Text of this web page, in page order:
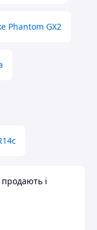
Phantom GX2
і